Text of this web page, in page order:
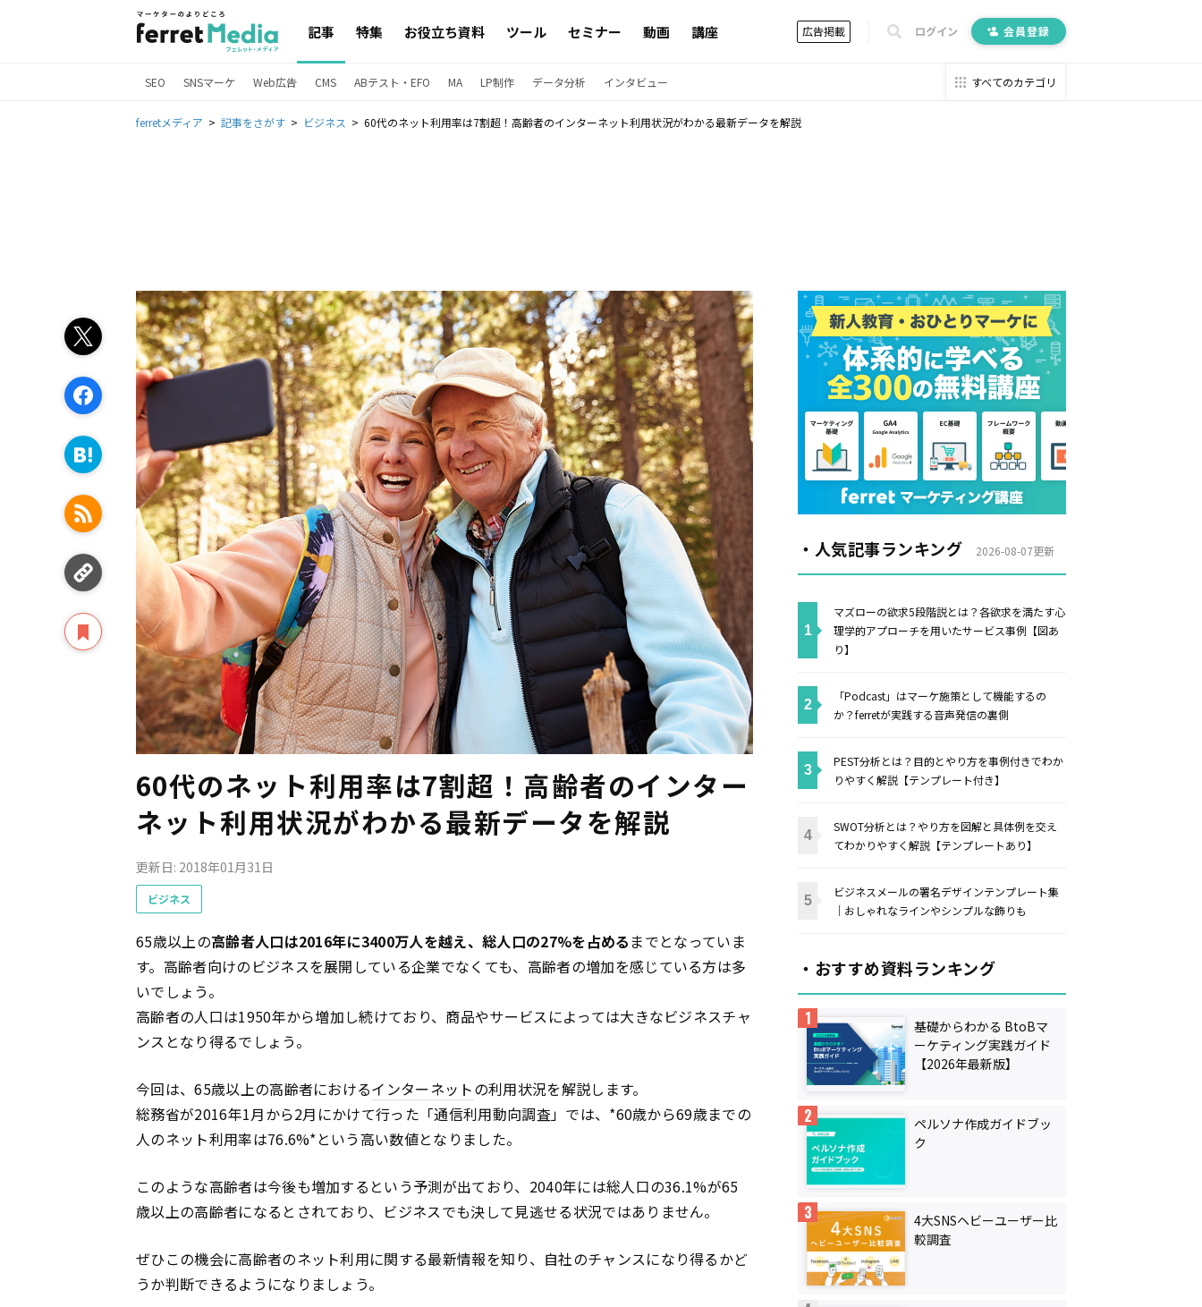
記事 特集 お役立ち資料 ツール セミナー 動画 講座 広告掲載 ログイン 会員登録
SEO SNSマーケ Web広告 CMS ABテスト・EFO MA LP制作 データ分析 インタビュー すべてのカテゴリ
ferretメディア 記事をさがす ビジネス 60代のネット利用率は7割超！高齢者のインターネット利用状況がわかる最新データを解説
60代のネット利用率は7割超！高齢者のインター
ネット利用状況がわかる最新データを解説
更新日: 2018年01月31日
ビジネス
65歳以上の高齢者人口は2016年に3400万人を越え、総人口の27%を占める までとなっていま
す。高齢者向けのビジネスを展開している企業でなくても、高齢者の増加を感じている方は多
いでしょう。
高齢者の人口は1950年から増加し続けており、商品やサービスによっては大きなビジネスチャ
ンスとなり得るでしょう。
今回は、65歳以上の高齢者におけるインターネットの利用状況を解説します。
総務省が2016年1月から2月にかけて行った「通信利用動向調査」では、*60歳から69歳までの
人のネット利用率は76.6%*という高い数値となりました。
このような高齢者は今後も増加するという予測が出ており、2040年には総人口の36.1%が65
歳以上の高齢者になるとされており、ビジネスでも決して見逃せる状況ではありません。
ぜひこの機会に高齢者のネット利用に関する最新情報を知り、自社のチャンスになり得るかど
うか判断できるようになりましょう。
・人気記事ランキング 2026-08-07更新
マズローの欲求5段階説とは？各欲求を満たす心
理学的アプローチを用いたサービス事例【図あ
り】
「Podcast」はマーケ施策として機能するの
か？ferretが実践する音声発信の裏側
PEST分析とは？目的とやり方を事例付きでわか
りやすく解説【テンプレート付き】
SWOT分析とは？やり方を図解と具体例を交え
てわかりやすく解説【テンプレートあり】
ビジネスメールの署名デザインテンプレート集
｜おしゃれなラインやシンプルな飾りも
・おすすめ資料ランキング
基礎からわかる BtoBマ
ーケティング実践ガイド
【2026年最新版】
ペルソナ作成ガイドブッ
ク
4大SNSヘビーユーザー比
較調査